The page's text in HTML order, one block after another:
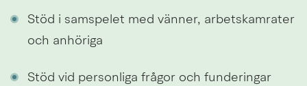
Stöd i samspelet med vänner, arbetskamrater
och anhöriga
Stöd vid personliga frågor och funderingar